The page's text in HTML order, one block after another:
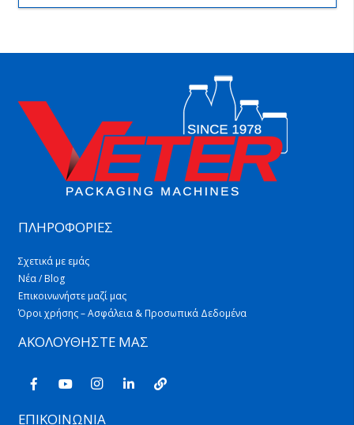
ΠΛΗΡΟΦΟΡΙΕΣ
Σχετικά με εμάς
Νέα / Blog
Επικοινωνήστε μαζί μας
Όροι χρήσης – Ασφάλεια & Προσωπικά Δεδομένα
ΑΚΟΛΟΥΘΗΣΤΕ ΜΑΣ
ΕΠΙΚΟΙΝΩΝΙΑ